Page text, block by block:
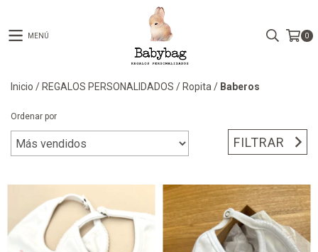
MENÚ 0
Inicio / REGALOS PERSONALIDADOS / Ropita / Baberos
Ordenar por
FILTRAR